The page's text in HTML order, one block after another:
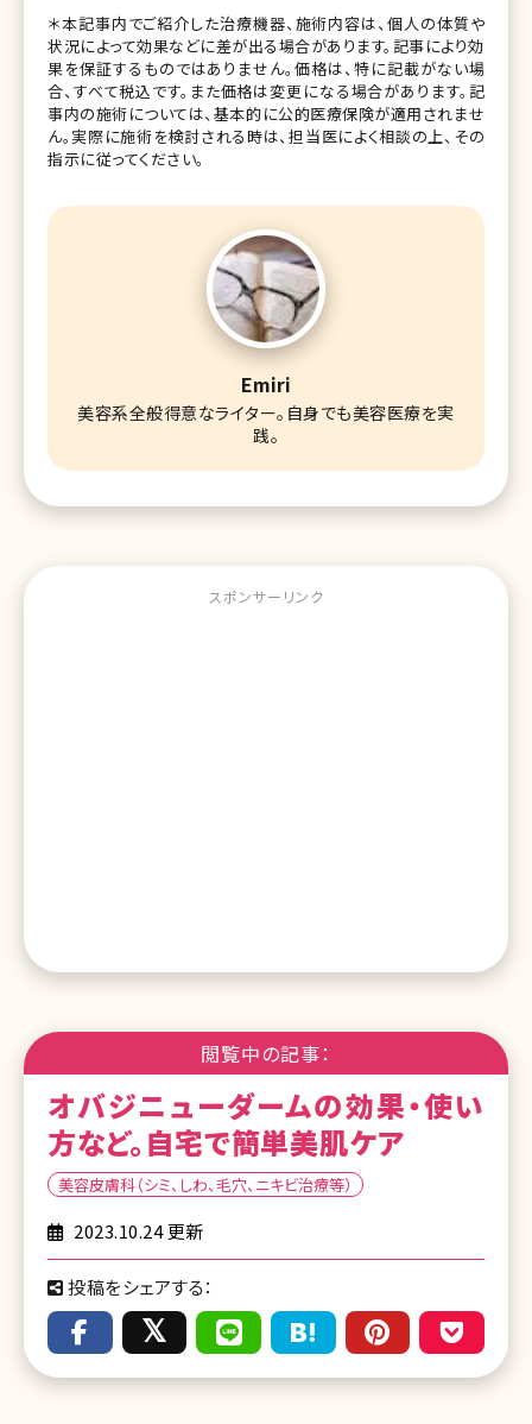
＊本記事内でご紹介した治療機器、施術内容は、個人の体質や
状況によって効果などに差が出る場合があります。記事により効
果を保証するものではありません。価格は、特に記載がない場
合、すべて税込です。また価格は変更になる場合があります。記
事内の施術については、基本的に公的医療保険が適用されませ
ん。実際に施術を検討される時は、担当医によく相談の上、その
指示に従ってください。
Emiri
美容系全般得意なライター。自身でも美容医療を実
践。
スポンサーリンク
閲覧中の記事：
オバジニューダームの効果・使い
方など。自宅で簡単美肌ケア
美容皮膚科（シミ、しわ、毛穴、ニキビ治療等）
2023.10.24 更新
投稿をシェアする：